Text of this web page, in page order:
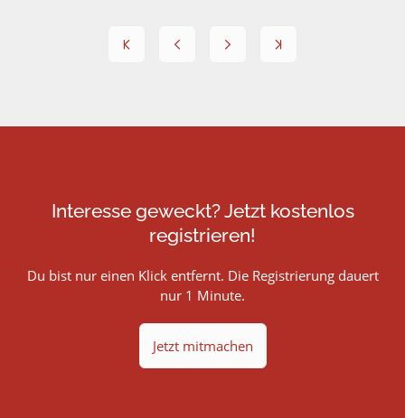
Interesse geweckt? Jetzt kostenlos
registrieren!
Du bist nur einen Klick entfernt. Die Registrierung dauert
nur 1 Minute.
Jetzt mitmachen